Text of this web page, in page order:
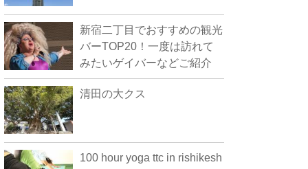
新宿二丁目でおすすめの観光
バーTOP20！一度は訪れて
みたいゲイバーなどご紹介
清田の大クス
100 hour yoga ttc in rishikesh